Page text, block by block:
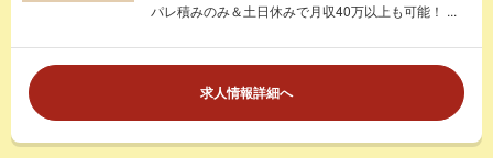
パレ積みのみ＆土日休みで月収40万以上も可能！ ...
求人情報詳細へ